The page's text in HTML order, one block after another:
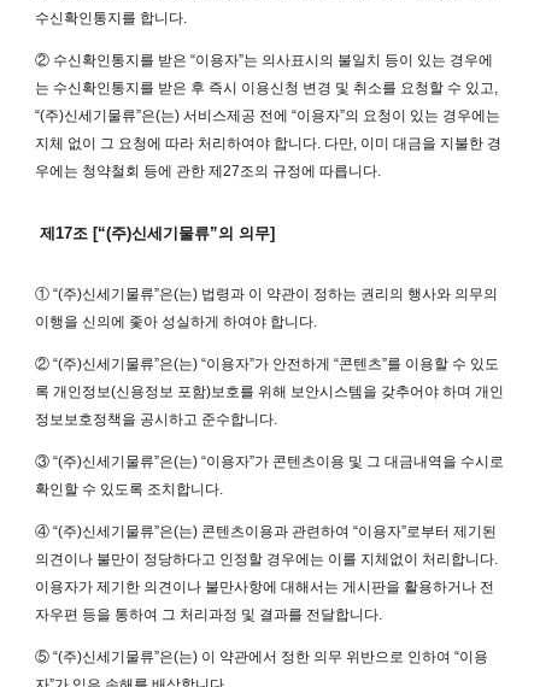
수신확인통지를 합니다.
② 수신확인통지를 받은 “이용자”는 의사표시의 불일치 등이 있는 경우에
는 수신확인통지를 받은 후 즉시 이용신청 변경 및 취소를 요청할 수 있고,
“(주)신세기물류”은(는) 서비스제공 전에 “이용자”의 요청이 있는 경우에는
지체 없이 그 요청에 따라 처리하여야 합니다. 다만, 이미 대금을 지불한 경
우에는 청약철회 등에 관한 제27조의 규정에 따릅니다.
제17조 [“(주)신세기물류”의 의무]
① “(주)신세기물류”은(는) 법령과 이 약관이 정하는 권리의 행사와 의무의
이행을 신의에 좇아 성실하게 하여야 합니다.
② “(주)신세기물류”은(는) “이용자”가 안전하게 “콘텐츠”를 이용할 수 있도
록 개인정보(신용정보 포함)보호를 위해 보안시스템을 갖추어야 하며 개인
정보보호정책을 공시하고 준수합니다.
③ “(주)신세기물류”은(는) “이용자”가 콘텐츠이용 및 그 대금내역을 수시로
확인할 수 있도록 조치합니다.
④ “(주)신세기물류”은(는) 콘텐츠이용과 관련하여 “이용자”로부터 제기된
의견이나 불만이 정당하다고 인정할 경우에는 이를 지체없이 처리합니다.
이용자가 제기한 의견이나 불만사항에 대해서는 게시판을 활용하거나 전
자우편 등을 통하여 그 처리과정 및 결과를 전달합니다.
⑤ “(주)신세기물류”은(는) 이 약관에서 정한 의무 위반으로 인하여 “이용